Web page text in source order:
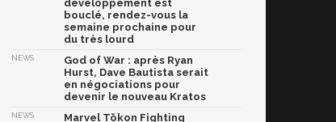
développement est
bouclé, rendez-vous la
semaine prochaine pour
du très lourd
NEWS
God of War : après Ryan
Hurst, Dave Bautista serait
en négociations pour
devenir le nouveau Kratos
NEWS
Marvel Tōkon Fighting